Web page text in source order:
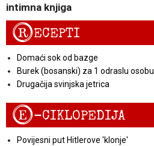
intimna knjiga
RECEPTI
Domaći sok od bazge
Burek (bosanski) za 1 odraslu osobu
Drugačija svinjska jetrica
E-CIKLOPEDIJA
Povijesni put Hitlerove 'klonje'